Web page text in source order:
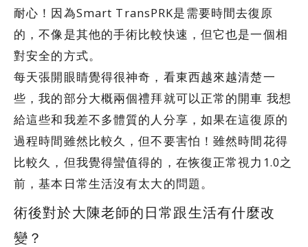
耐心！因為Smart TransPRK是需要時間去復原
的，不像是其他的手術比較快速，但它也是一個相
對安全的方式。
每天張開眼睛覺得很神奇，看東西越來越清楚一
些，我的部分大概兩個禮拜就可以正常的開車 我想
給這些和我差不多體質的人分享，如果在這復原的
過程時間雖然比較久，但不要害怕！雖然時間花得
比較久，但我覺得蠻值得的，在恢復正常視力1.0之
前，基本日常生活沒有太大的問題。
術後對於大陳老師的日常跟生活有什麼改
變？